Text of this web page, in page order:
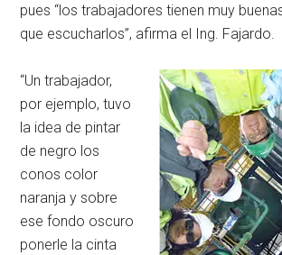
pues “los trabajadores tienen muy
que escucharlos”, afirma el Ing. Fajardo.
“Un trabajador,
por ejemplo, tuvo
la idea de pintar
de negro los
conos color
naranja y sobre
ese fondo oscuro
ponerle la cinta